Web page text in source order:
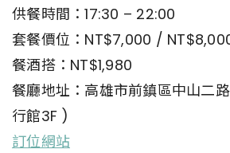
供餐時間：17:30 – 22:00
套餐價位：NT$7,000 /
餐酒搭：NT$1,980
餐廳地址：高雄市前鎮區中山二
行館3F )
訂位網站